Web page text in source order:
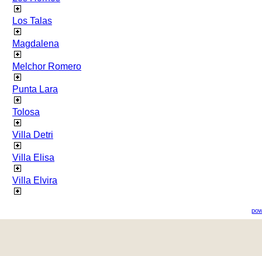
Los Talas
Magdalena
Melchor Romero
Punta Lara
Tolosa
Villa Detri
Villa Elisa
Villa Elvira